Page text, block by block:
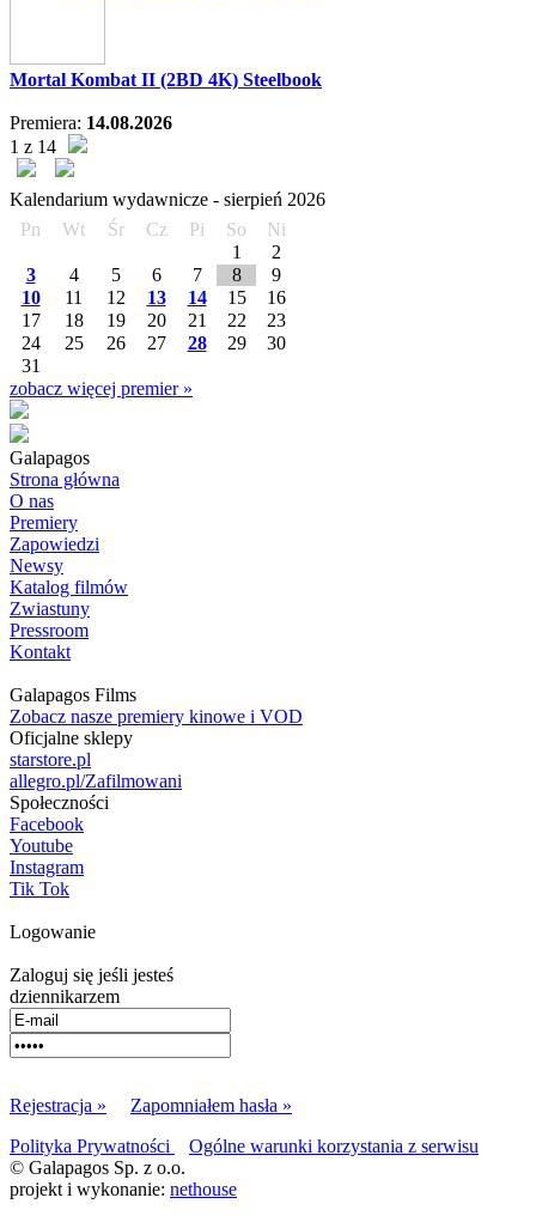
Mortal Kombat II (2BD 4K) Steelbook
Premiera: 14.08.2026
1 z 14
Kalendarium wydawnicze - sierpień 2026
Pn
Wt Śr Cz Pi So
Ni
1
2
3
4 5 6 7 8
9
10
11 12 13 14 15
16
17
18 19 20 21 22
23
24
25 26 27 28 29
30
31
zobacz więcej premier »
Galapagos
Strona główna
O nas
Premiery
Zapowiedzi
Newsy
Katalog filmów
Zwiastuny
Pressroom
Kontakt
Galapagos Films
Zobacz nasze premiery kinowe i VOD
Oficjalne sklepy
starstore.pl
allegro.pl/Zafilmowani
Społeczności
Facebook
Youtube
Instagram
Tik Tok
Logowanie
Zaloguj się jeśli jesteś
dziennikarzem
Rejestracja »
Zapomniałem hasła »
Polityka Prywatności
Ogólne warunki korzystania z serwisu
© Galapagos Sp. z o.o.
projekt i wykonanie: nethouse